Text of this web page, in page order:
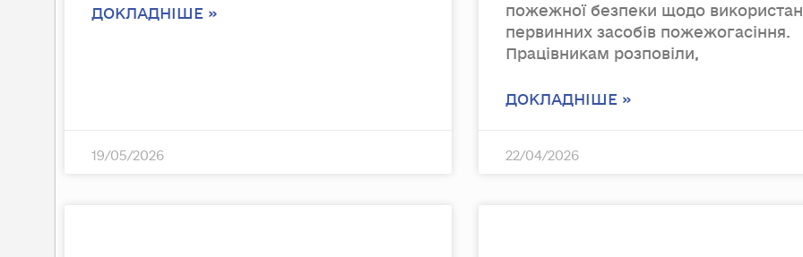
ДОКЛАДНІШЕ »
19/05/2026
пожежної безпеки щодо
первинних засобів пожежогасіння.
Працівникам розповіли,
ДОКЛАДНІШЕ »
22/04/2026